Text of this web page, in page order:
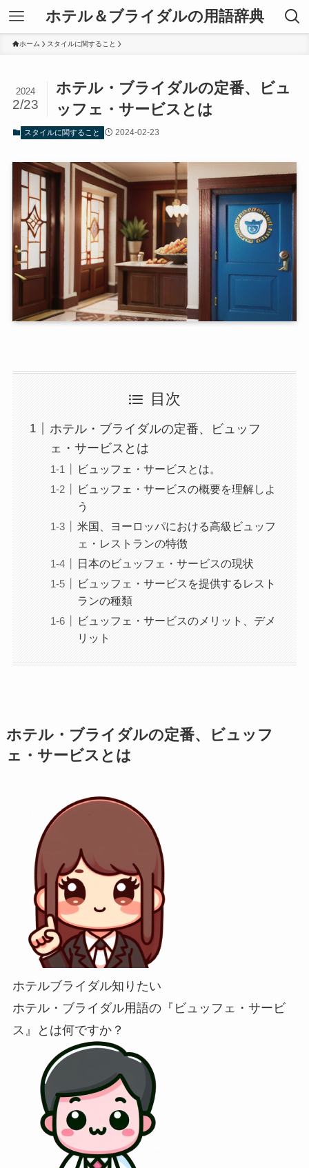
ホテル＆ブライダルの用語辞典
ホーム スタイルに関すること
ホテル・ブライダルの定番、ビュ
ッフェ・サービスとは
2024
2/23
スタイルに関すること 2024-02-23
目次
ホテル・ブライダルの定番、ビュッフ
ェ・サービスとは
ビュッフェ・サービスとは。
ビュッフェ・サービスの概要を理解しよ
う
米国、ヨーロッパにおける高級ビュッフ
ェ・レストランの特徴
日本のビュッフェ・サービスの現状
ビュッフェ・サービスを提供するレスト
ランの種類
ビュッフェ・サービスのメリット、デメ
リット
ホテル・ブライダルの定番、ビュッフ
ェ・サービスとは
ホテルブライダル知りたい
ホテル・ブライダル用語の『ビュッフェ・サービ
ス』とは何ですか？